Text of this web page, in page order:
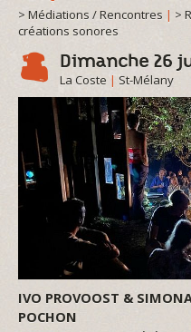
> Médiations / Rencontres | >
créations sonores
Dimanche 26
La Coste | St-Mélany
IVO PROVOOST &
POCHON